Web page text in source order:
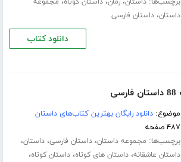
داستان،داستان فارسی
دانلود کتاب
موضوع:دانلود رایگان بهترین کتاب‌های داستان
۴۸۷ صفحه
برچسب‌ها: مجموعه داستان،داستان فارسی،داستان،
داستان عاشقانه،داستان های کوتاه،داستان کوتاه،